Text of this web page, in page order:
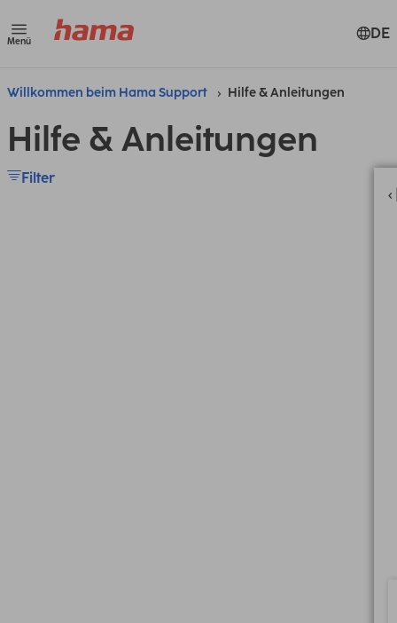
Menü DE
Willkommen beim Hama Support Hilfe & Anleitungen
Hilfe & Anleitungen
Filter